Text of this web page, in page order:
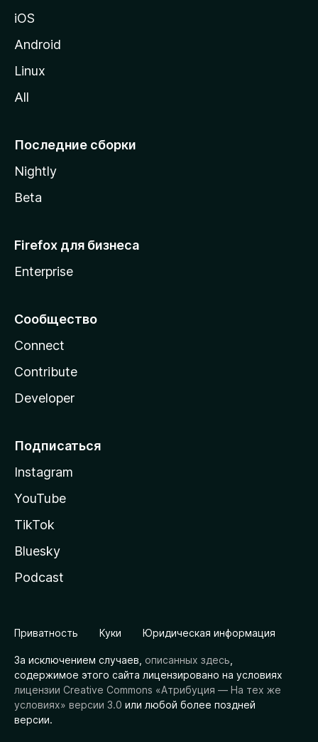
у
M
i
l
iOS
Android
Linux
All
Последние сборки
Nightly
Beta
Firefox для бизнеса
Enterprise
Сообщество
Connect
Contribute
Developer
Подписаться
Instagram
YouTube
TikTok
Bluesky
Podcast
Приватность Куки Юридическая информация
За исключением случаев, описанных здесь
содержимое этого сайта лицензировано на условиях
лицензии Creative Commons «Атрибуция — На тех же
условиях» версии 3.0 или любой более поздней
версии.